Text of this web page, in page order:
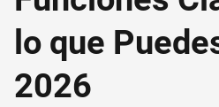
lo que
2026